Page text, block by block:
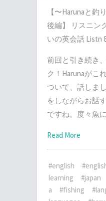
【〜Harunaと釣
後編】 リスニン
いの英会話 Listn
前回と引き続き
ク！Harunaがこ
ついて、話しま
をしながらお話
ですね。度々魚
Read More
#english
learning
#japan
a
#fishing